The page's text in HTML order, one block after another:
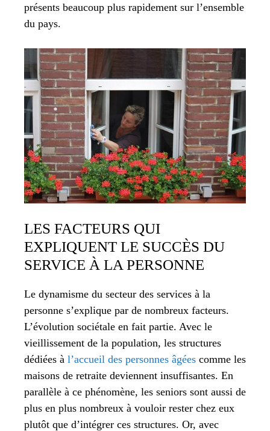
présents beaucoup plus rapidement sur l’ensemble
du pays.
LES FACTEURS QUI
EXPLIQUENT LE SUCCÈS DU
SERVICE À LA PERSONNE
Le dynamisme du secteur des services à la
personne s’explique par de nombreux facteurs.
L’évolution sociétale en fait partie. Avec le
vieillissement de la population, les structures
dédiées à l’accueil des personnes âgées comme les
maisons de retraite deviennent insuffisantes. En
parallèle à ce phénomène, les seniors sont aussi de
plus en plus nombreux à vouloir rester chez eux
plutôt que d’intégrer ces structures. Or, avec